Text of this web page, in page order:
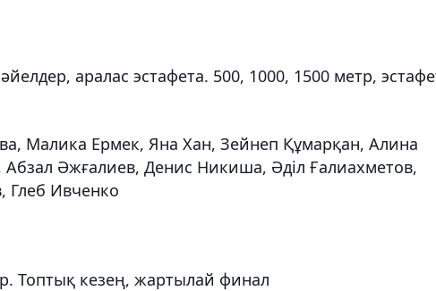
аралас эстафета. 500, 1000, 1500 метр,
Малика Ермек, Яна Хан, Зейнеп Құмарқан, Алина
Әжғалиев, Денис Никиша, Әділ Ғалиахметов,
Глеб Ивченко
Топтық кезең, жартылай финал